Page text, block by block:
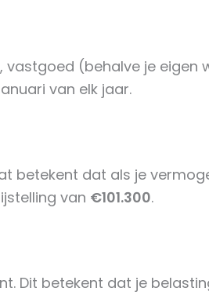
(behalve je eigen
van elk jaar.
betekent dat als je
van €101.300.
Dit betekent dat je